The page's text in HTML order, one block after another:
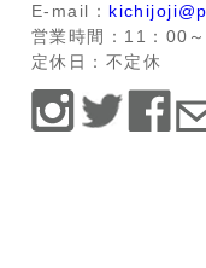
E-mail：
営業時間：11：00
定休日：不定休